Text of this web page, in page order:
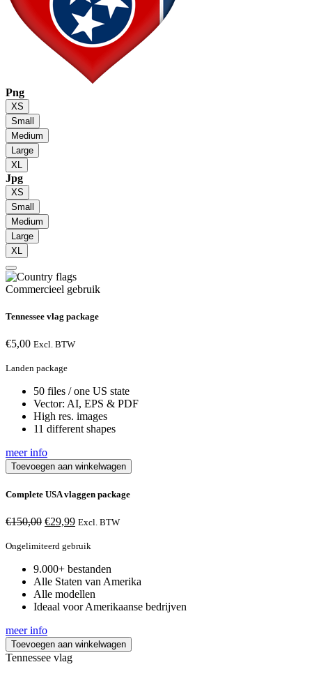
Png
XS
Small
Medium
Large
XL
Jpg
XS
Small
Medium
Large
XL
Commercieel gebruik
Tennessee vlag package
€5,00 Excl. BTW
Landen package
50 files / one US state
Vector: AI, EPS & PDF
High res. images
11 different shapes
meer info
Toevoegen aan winkelwagen
Complete USA vlaggen package
€150,00 Oorspronkelijke
was:
€29,99Huidige
is:
Excl. BTW
Ongelimiteerd gebruik
9.000+ bestanden
Alle Staten van Amerika
Alle modellen
Ideaal voor Amerikaanse bedrijven
meer info
Toevoegen aan winkelwagen
Tennessee vlag